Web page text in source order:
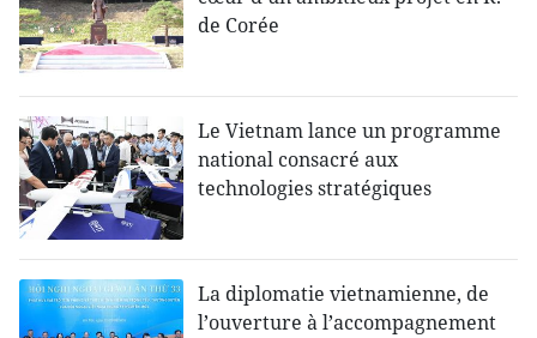
de Corée
Le Vietnam lance un programme
national consacré aux
technologies stratégiques
La diplomatie vietnamienne, de
l’ouverture à l’accompagnement